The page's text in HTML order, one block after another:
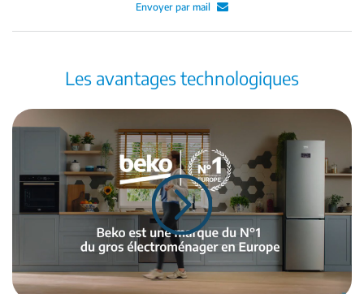
Envoyer par mail
Les avantages technologiques